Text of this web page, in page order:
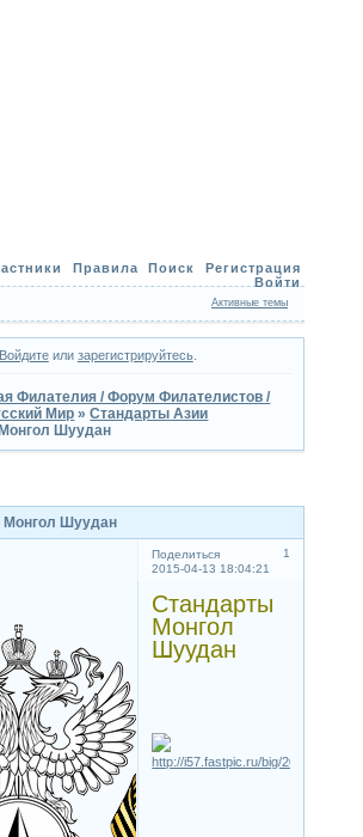
Правила Поиск
Регистрация
Войти
Активные темы
Войдитеили зарегистрируйтесь.
Филателия / Форум Филателистов /
Мир »Стандарты Азии
Шуудан
Монгол Шуудан
Поделиться
1
2015-04-13 18:04:21
Стандарты
Монгол
Шуудан